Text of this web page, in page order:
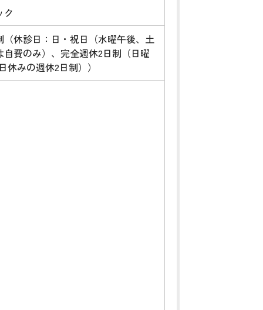
ク
（休診日：日・祝日（水曜午後、土
自費のみ）、完全週休2日制（日曜
休みの週休2日制））